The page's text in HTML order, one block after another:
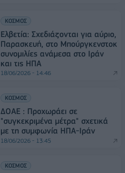
ΚΟΣΜΟΣ
Ελβετία: Σχεδιάζονται για αύριο,
Παρασκευή, στο Μπούργκενστοκ
συνομιλίες ανάμεσα στο Ιράν
και τις ΗΠΑ
18/06/2026 - 14:46
ΚΟΣΜΟΣ
ΔOAE : Προχωράει σε
"συγκεκριμένα μέτρα" σχετικά
με τη συμφωνία ΗΠΑ-Ιράν
18/06/2026 - 13:45
ΚΟΣΜΟΣ